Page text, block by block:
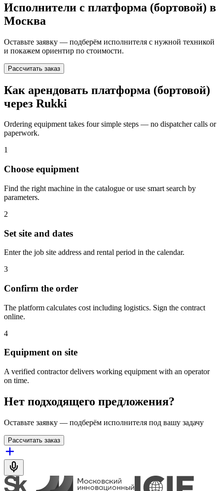
Исполнители с платформа (бортовой) в
Москва
Оставьте заявку — подберём исполнителя с нужной техникой
и покажем ориентир по стоимости.
Рассчитать заказ
Как арендовать платформа (бортовой)
через Rukki
Ordering equipment takes four simple steps — no dispatcher calls or
paperwork.
1
Choose equipment
Find the right machine in the catalogue or use smart search by
parameters.
2
Set site and dates
Enter the job site address and rental period in the calendar.
3
Confirm the order
The platform calculates cost including logistics. Sign the contract
online.
4
Equipment on site
A verified contractor delivers working equipment with an operator
on time.
Нет подходящего предложения?
Оставьте заявку — подберём исполнителя под вашу задачу
Рассчитать заказ